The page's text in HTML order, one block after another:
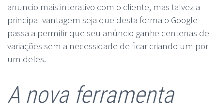
anuncio mais interativo com o cliente, mas talvez a
principal vantagem seja que desta forma o Google
passa a permitir que seu anúncio ganhe centenas de
variações sem a necessidade de ficar criando um por
um deles.
A nova ferramenta